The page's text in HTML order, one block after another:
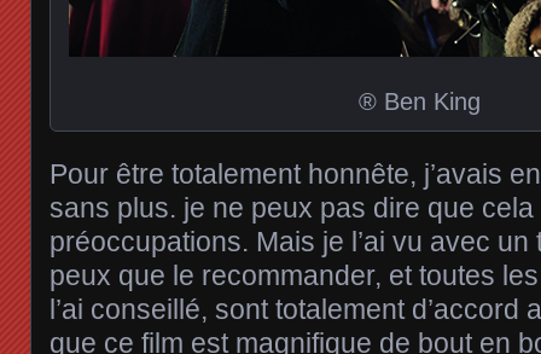
® Ben King
Pour être totalement honnête, j’avais
sans plus. je ne peux pas dire que
préoccupations. Mais je l’ai vu avec
peux que le recommander, et toutes
l’ai conseillé, sont totalement d’accord
que ce film est magnifique de bout en